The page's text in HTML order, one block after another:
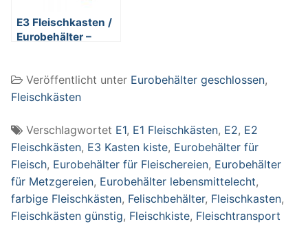
E3 Fleischkasten /
Eurobehälter –
lebensmittelecht,
600 x 400 x 300
Veröffentlicht unter Eurobehälter geschlossen,
Fleischkästen
Verschlagwortet E1, E1 Fleischkästen, E2, E2
Fleischkästen, E3 Kasten kiste, Eurobehälter für
Fleisch, Eurobehälter für Fleischereien, Eurobehälter
für Metzgereien, Eurobehälter lebensmittelecht,
farbige Fleischkästen, Felischbehälter, Fleischkasten,
Fleischkästen günstig, Fleischkiste, Fleischtransport